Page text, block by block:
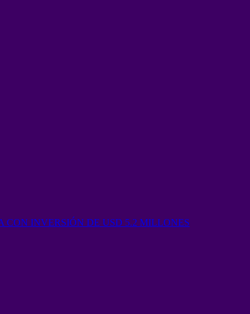
CON INVERSIÓN DE USD 5.2 MILLONES